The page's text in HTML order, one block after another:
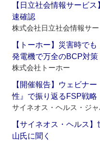
【日立社会情報サービ
速確認
株式会社日立社会情報サー
【トーホー】災害時で
発電機で万全のBCP対策
株式会社トーホー
【開催報告】ウェビナ
性』で振り返るFSP戦略
サイネオス・ヘルス・ジ
【サイネオス・ヘルス
山氏に聞く